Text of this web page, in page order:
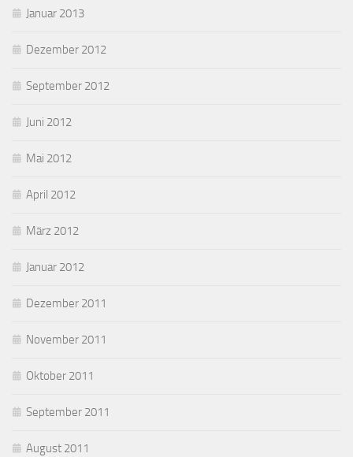
Januar 2013
Dezember 2012
September 2012
Juni 2012
Mai 2012
April 2012
März 2012
Januar 2012
Dezember 2011
November 2011
Oktober 2011
September 2011
August 2011